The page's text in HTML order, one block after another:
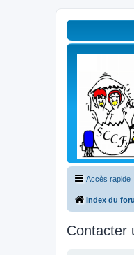
Accès rapide
Index du
Contacter